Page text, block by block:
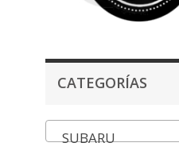
CATEGORÍAS
SUBARU